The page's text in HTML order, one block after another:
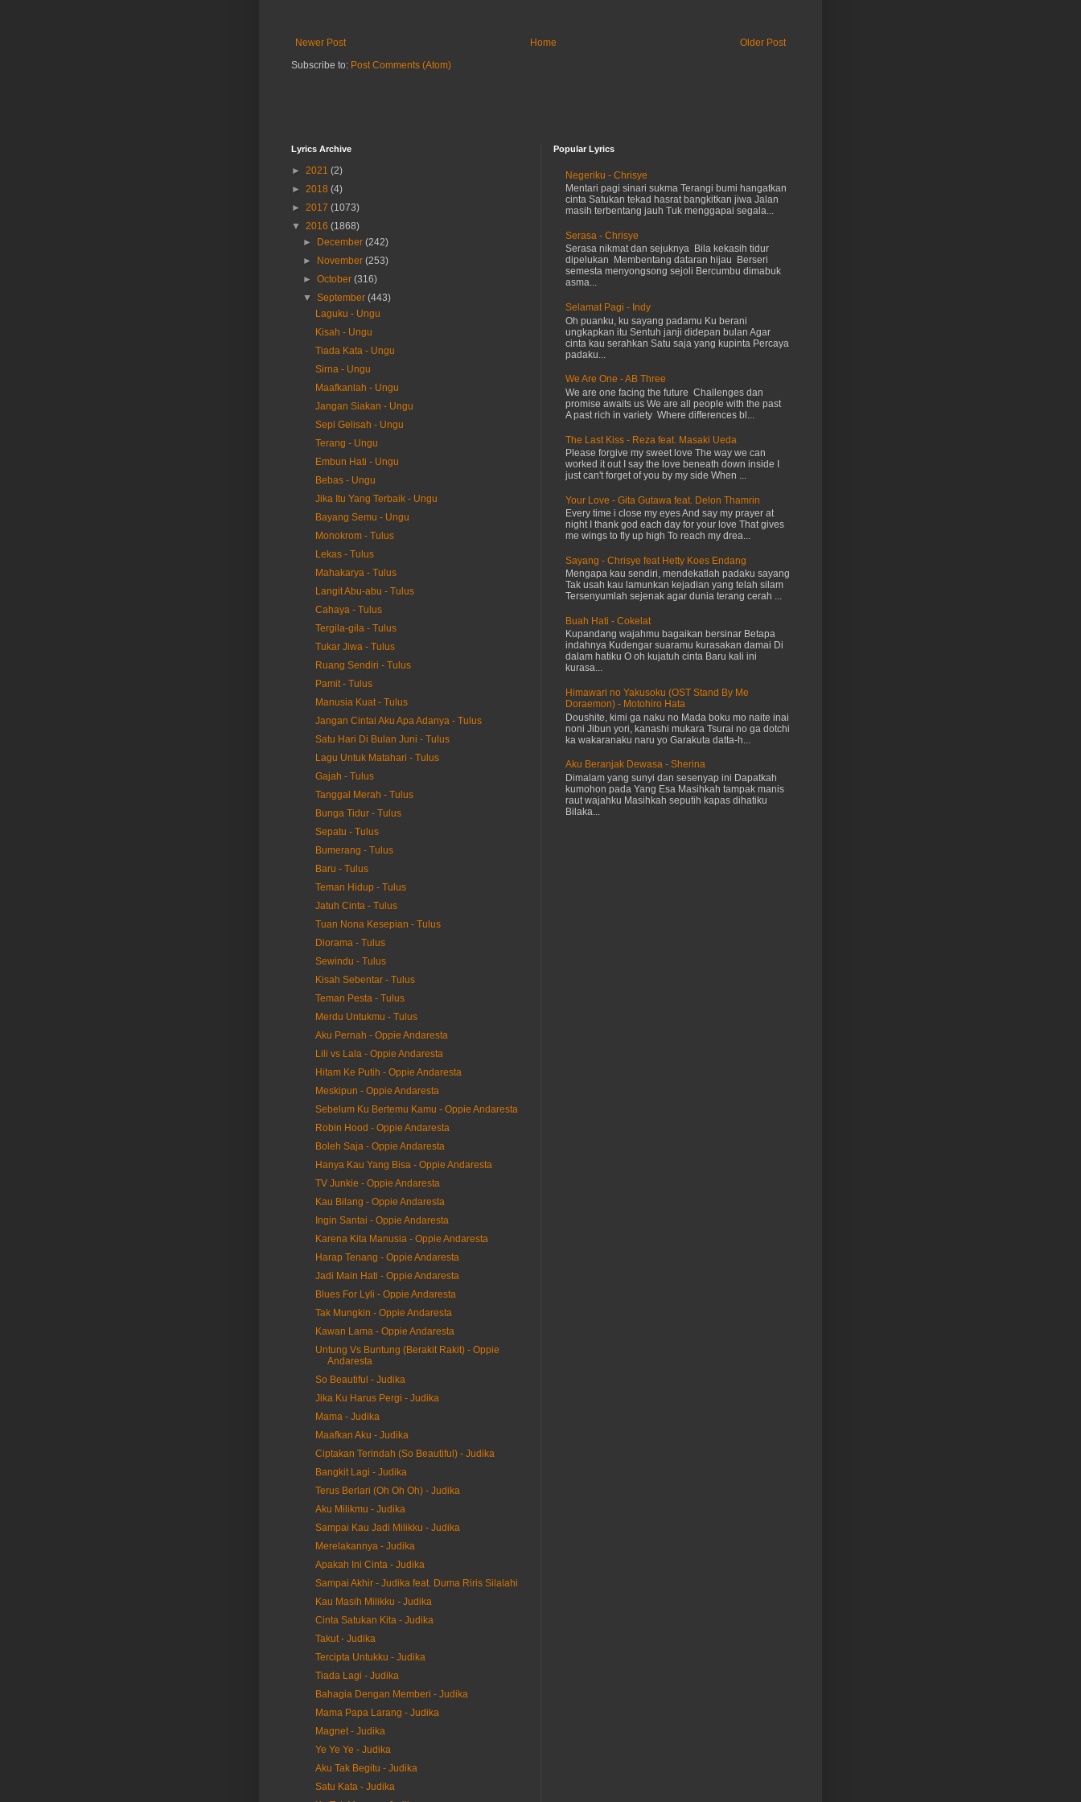
Newer Post Older Post
Home
Subscribe to: Post Comments (Atom)
Lyrics Archive
► 2021 (2)
► 2018 (4)
► 2017 (1073)
▼ 2016 (1868)
►
December(242)
►
November(253)
►October(316)
▼September(443)
Laguku - Ungu
Kisah - Ungu
Tiada Kata - Ungu
Sirna - Ungu
Maafkanlah - Ungu
Jangan Siakan - Ungu
Sepi Gelisah - Ungu
Terang - Ungu
Embun Hati - Ungu
Bebas - Ungu
Jika Itu Yang Terbaik - Ungu
Bayang Semu - Ungu
Monokrom - Tulus
Lekas - Tulus
Mahakarya - Tulus
Langit Abu-abu - Tulus
Cahaya - Tulus
Tergila-gila - Tulus
Tukar Jiwa - Tulus
Ruang Sendiri - Tulus
Pamit - Tulus
Manusia Kuat - Tulus
Jangan Cintai Aku Apa Adanya - Tulus
Satu Hari Di Bulan Juni - Tulus
Lagu Untuk Matahari - Tulus
Gajah - Tulus
Tanggal Merah - Tulus
Bunga Tidur - Tulus
Sepatu - Tulus
Bumerang - Tulus
Baru - Tulus
Teman Hidup - Tulus
Jatuh Cinta - Tulus
Tuan Nona Kesepian - Tulus
Diorama - Tulus
Sewindu - Tulus
Kisah Sebentar - Tulus
Teman Pesta - Tulus
Merdu Untukmu - Tulus
Aku Pernah - Oppie Andaresta
Lili vs Lala - Oppie Andaresta
Hitam Ke Putih - Oppie Andaresta
Meskipun - Oppie Andaresta
Sebelum Ku Bertemu Kamu - Oppie Andaresta
Robin Hood - Oppie Andaresta
Boleh Saja - Oppie Andaresta
Hanya Kau Yang Bisa - Oppie Andaresta
TV Junkie - Oppie Andaresta
Kau Bilang - Oppie Andaresta
Ingin Santai - Oppie Andaresta
Karena Kita Manusia - Oppie Andaresta
Harap Tenang - Oppie Andaresta
Jadi Main Hati - Oppie Andaresta
Blues For Lyli - Oppie Andaresta
Tak Mungkin - Oppie Andaresta
Kawan Lama - Oppie Andaresta
Untung Vs Buntung (Berakit Rakit) - Oppie
Andaresta
So Beautiful - Judika
Jika Ku Harus Pergi - Judika
Mama - Judika
Maafkan Aku - Judika
Ciptakan Terindah (So Beautiful) - Judika
Bangkit Lagi - Judika
Terus Berlari (Oh Oh Oh) - Judika
Aku Milikmu - Judika
Sampai Kau Jadi Milikku - Judika
Merelakannya - Judika
Apakah Ini Cinta - Judika
Sampai Akhir - Judika feat. Duma Riris Silalahi
Kau Masih Milikku - Judika
Cinta Satukan Kita - Judika
Takut - Judika
Tercipta Untukku - Judika
Tiada Lagi - Judika
Bahagia Dengan Memberi - Judika
Mama Papa Larang - Judika
Magnet - Judika
Ye Ye Ye - Judika
Aku Tak Begitu - Judika
Satu Kata - Judika
Popular Lyrics
Negeriku - Chrisye
Mentari pagi sinari sukma Terangi bumi hangatkan
cinta Satukan tekad hasrat bangkitkan jiwa Jalan
masih terbentang jauh Tuk menggapai segala...
Serasa - Chrisye
Serasa nikmat dan sejuknya Bila kekasih tidur
dipelukan Membentang dataran hijau Berseri
semesta menyongsong sejoli Bercumbu dimabuk
asma...
Selamat Pagi - Indy
Oh puanku, ku sayang padamu Ku berani
ungkapkan itu Sentuh janji didepan bulan Agar
cinta kau serahkan Satu saja yang kupinta Percaya
padaku...
We Are One - AB Three
We are one facing the future Challenges dan
promise awaits us We are all people with the past
A past rich in variety Where differences bl...
The Last Kiss - Reza feat. Masaki Ueda
Please forgive my sweet love The way we can
worked it out I say the love beneath down inside I
just can't forget of you by my side When ...
Your Love - Gita Gutawa feat. Delon Thamrin
Every time i close my eyes And say my prayer at
night I thank god each day for your love That gives
me wings to fly up high To reach my drea...
Sayang - Chrisye feat Hetty Koes Endang
Mengapa kau sendiri, mendekatlah padaku sayang
Tak usah kau lamunkan kejadian yang telah silam
Tersenyumlah sejenak agar dunia terang cerah ...
Buah Hati - Cokelat
Kupandang wajahmu bagaikan bersinar Betapa
indahnya Kudengar suaramu kurasakan damai Di
dalam hatiku O oh kujatuh cinta Baru kali ini
kurasa...
Himawari no Yakusoku (OST Stand By Me
Doraemon) - Motohiro Hata
Doushite, kimi ga naku no Mada boku mo naite inai
noni Jibun yori, kanashi mukara Tsurai no ga dotchi
ka wakaranaku naru yo Garakuta datta-h...
Aku Beranjak Dewasa - Sherina
Dimalam yang sunyi dan sesenyap ini Dapatkah
kumohon pada Yang Esa Masihkah tampak manis
raut wajahku Masihkah seputih kapas dihatiku
Bilaka...